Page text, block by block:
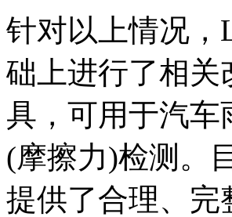
针对以上情况，
础上进行了相关
具，可用于汽
(摩擦力)检测。
提供了合理、完